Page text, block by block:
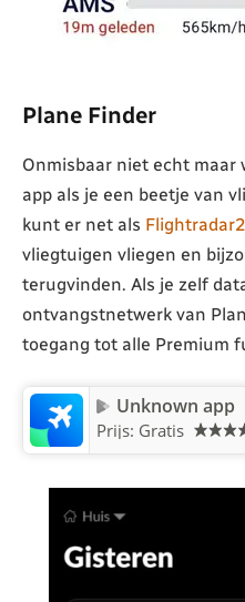
Plane Finder
Onmisbaar niet echt maar
app als je een beetje van
kunt er net als
vliegtuigen vliegen en
terugvinden. Als je zelf
ontvangstnetwerk van
toegang tot alle Premium
Unknown app
Prijs: Gratis